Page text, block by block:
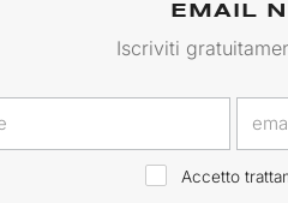
EMAIL
Iscriviti
Accetto